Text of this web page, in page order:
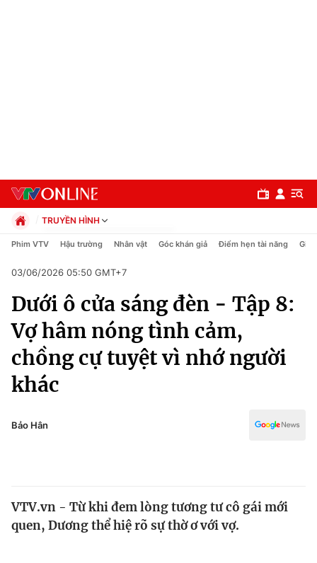
Chuyên mục
Chính trị
Xã hội
Tin tức
Kinh tế
TRUYỀN HÌNH
Chính trị
Pháp luật
Kinh tế
Thể thao
Truyền hình
Văn hóa - Giải trí
Y tế
Đời sống
Phim VTV Hậu trường Nhân vật Góc khán giả Điểm hẹn tài năng Giải
03/06/2026 05:50 GMT+7
Dưới ô cửa sáng đèn - Tập 8:
Vợ hâm nóng tình cảm,
chồng cự tuyệt vì nhớ người
khác
Bảo Hân
VTV.vn - Từ khi đem lòng tương tư cô gái mới
quen, Dương thể hiệ rõ sự thờ ơ với vợ.